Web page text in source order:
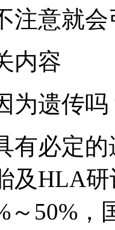
注意就
内容
为遗传吗
有必定
及HLA
～50%